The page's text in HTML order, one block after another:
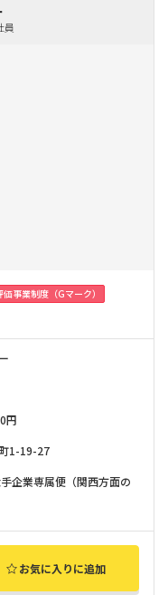
員
事業制度（Gマーク）
円
1-19-27
企業専属便（関西方面の
お気に入りに追加